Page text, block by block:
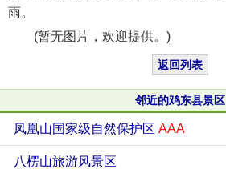
雨。
(暂无图片，欢迎提供。)
返回列表
邻近的鸡东县景区
凤凰山国家级自然保护区 AAA
八楞山旅游风景区